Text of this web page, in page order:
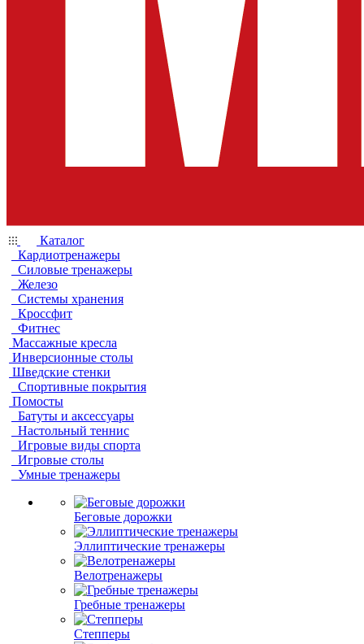
Каталог
Кардиотренажеры
Силовые тренажеры
Железо
Системы хранения
Кроссфит
Фитнес
Массажные кресла
Инверсионные столы
Шведские стенки
Спортивные покрытия
Помосты
Батуты и аксессуары
Настольный теннис
Игровые виды спорта
Игровые столы
Умные тренажеры
Беговые дорожки
Эллиптические тренажеры
Велотренажеры
Гребные тренажеры
Степперы